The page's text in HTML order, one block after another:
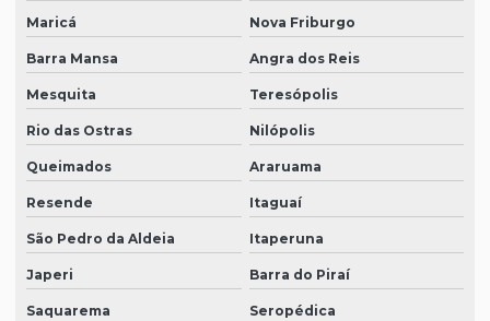
Maricá Nova Friburgo
Barra Mansa Angra dos Reis
Mesquita Teresópolis
Rio das Ostras Nilópolis
Queimados Araruama
Resende Itaguaí
São Pedro da Aldeia Itaperuna
Japeri Barra do Piraí
Saquarema Seropédica